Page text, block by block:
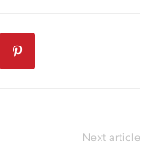
Next article